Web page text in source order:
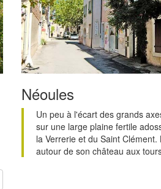
Néoules
Un peu à l'écart des grands
sur une large plaine fertile
la Verrerie et du Saint
autour de son château aux